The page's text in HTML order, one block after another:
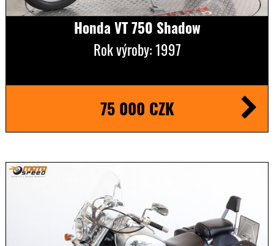
Honda VT 750 Shadow
Rok výroby: 1997
75 000 CZK